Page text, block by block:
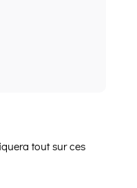
tout sur ces